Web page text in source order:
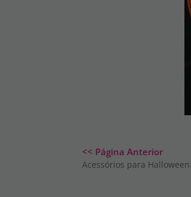
<< Página Anterior
Acessórios para